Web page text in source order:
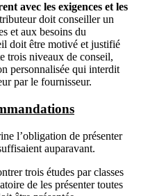
avec les exigences et les
doit conseiller un
et aux besoins du
doit être motivé et justifié
trois niveaux de conseil,
personnalisée qui interdit
par le fournisseur.
l’obligation de présenter
auparavant.
trois études par classes
de les présenter toutes